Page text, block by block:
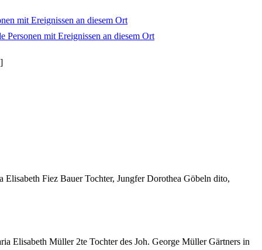
]
Fiez Bauer Tochter, Jungfer Dorothea Göbeln dito,
Elisabeth Müller 2te Tochter des Joh. George Müller Gärtners in